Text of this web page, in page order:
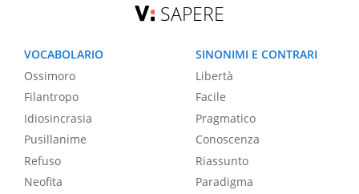
SAPERE
VOCABOLARIO
Ossimoro
Filantropo
Idiosincrasia
Pusillanime
Refuso
Neofita
SINONIMI E CONTRARI
Libertà
Facile
Pragmatico
Conoscenza
Riassunto
Paradigma